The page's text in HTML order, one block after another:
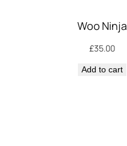
Woo Ninja
£35.00
Add to cart